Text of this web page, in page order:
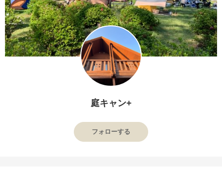
庭キャン+
フォローする